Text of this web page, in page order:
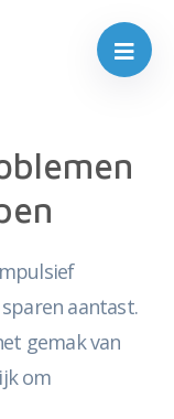
aantast.
gemak van
om